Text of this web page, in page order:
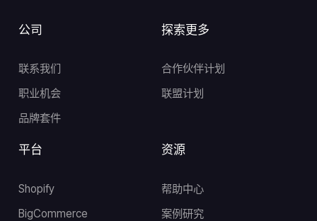
公司
联系我们
职业机会
品牌套件
资源
帮助中心
案例研究
探索更多
合作伙伴计划
联盟计划
平台
Shopify
BigCommerce